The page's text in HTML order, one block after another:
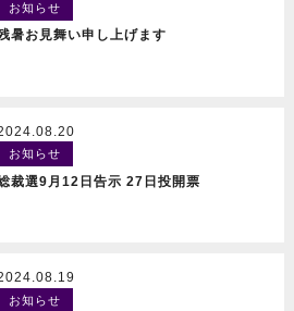
お知らせ
暑お見舞い申し上げます
お知らせ
裁選9月12日告示 27日投開票
お知らせ